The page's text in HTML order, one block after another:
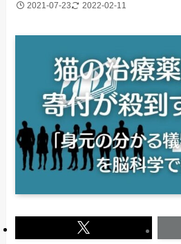
2021-07-23 2022-02-11